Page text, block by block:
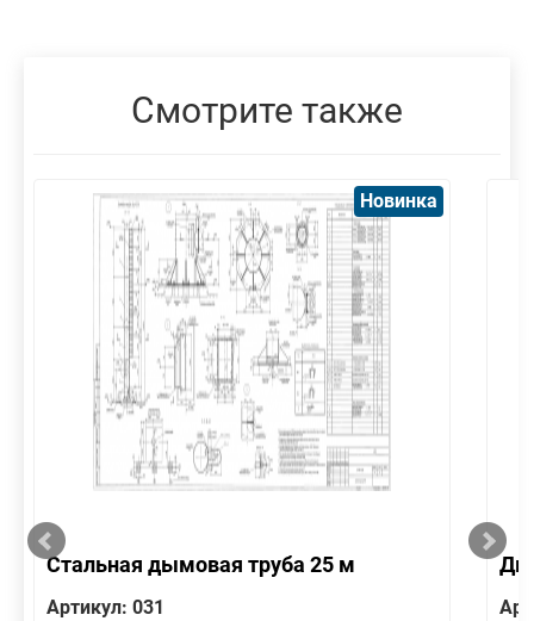
Смотрите также
Новинка
Стальная дымовая труба 25 м
Артикул: 031